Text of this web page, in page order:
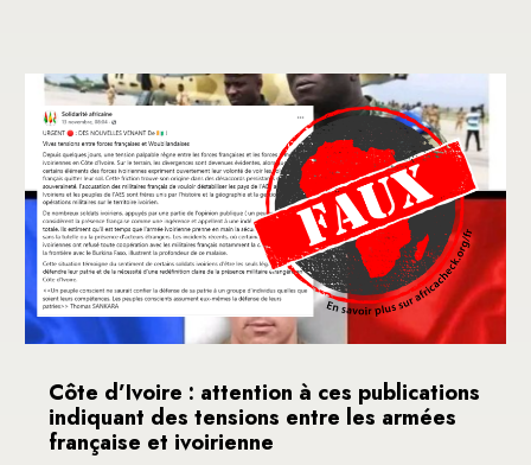
Côte d’Ivoire : attention à ces publications
indiquant des tensions entre les armées
française et ivoirienne